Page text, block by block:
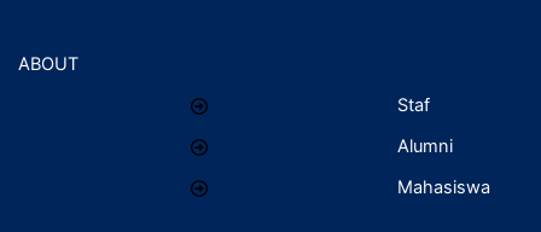
ABOUT
Staf
Alumni
Mahasiswa